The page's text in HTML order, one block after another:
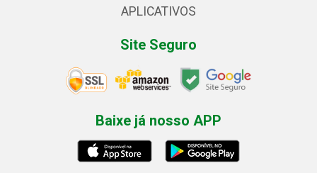
APLICATIVOS
Site Seguro
Baixe já nosso APP